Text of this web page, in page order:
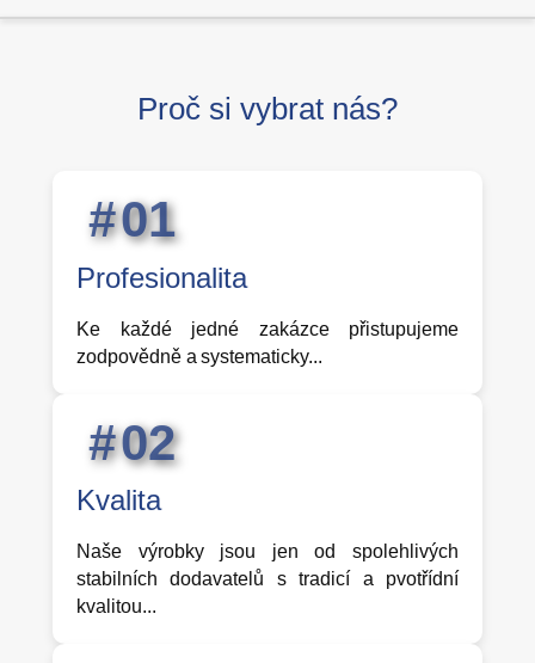
Proč si vybrat nás?
01
Profesionalita
Ke každé jedné zakázce přistupujeme
zodpovědně a systematicky...
02
Kvalita
Naše výrobky jsou jen od spolehlivých
stabilních dodavatelů s tradicí a pvotřídní
kvalitou...